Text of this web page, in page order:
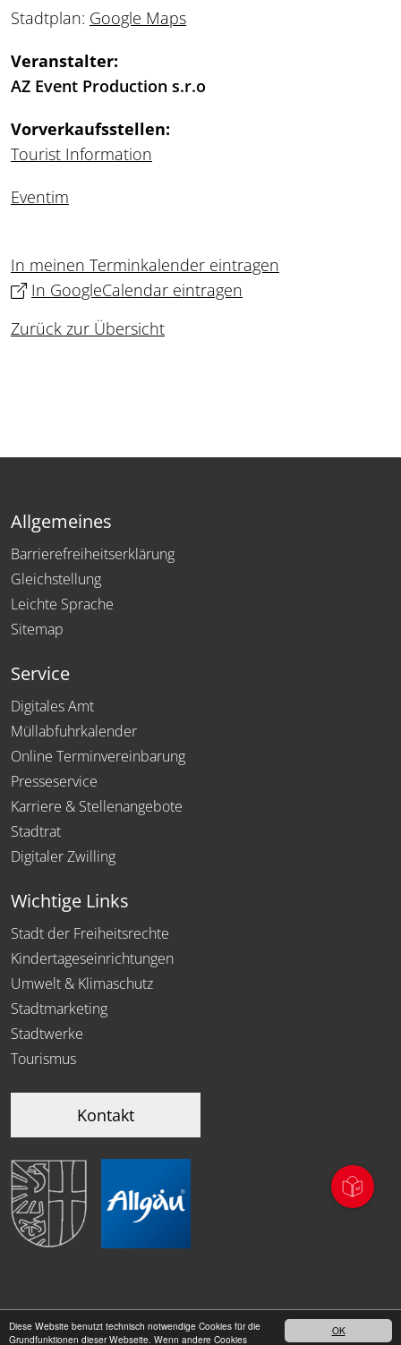
OK
Diese Website benutzt technisch notwendige Cookies für die
Grundfunktionen dieser Webseite. Wenn andere Cookies
Stadtplan: Google Maps
Veranstalter:
AZ Event Production s.r.o
Vorverkaufsstellen:
Tourist Information
Eventim
In meinen Terminkalender eintragen
In GoogleCalendar eintragen
Zurück zur Übersicht
Allgemeines
Barrierefreiheitserklärung
Gleichstellung
Leichte Sprache
Sitemap
Service
Digitales Amt
Müllabfuhrkalender
Online Terminvereinbarung
Presseservice
Karriere & Stellenangebote
Stadtrat
Digitaler Zwilling
Wichtige Links
Stadt der Freiheitsrechte
Kindertageseinrichtungen
Umwelt & Klimaschutz
Stadtmarketing
Stadtwerke
Tourismus
Kontakt